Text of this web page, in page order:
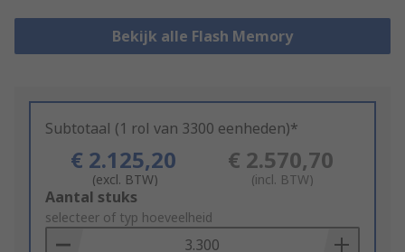
Bekijk alle Flash Memory
Subtotaal (1 rol van 3300 eenheden)*
€ 2.125,20
(excl. BTW)
€ 2.570,70
(incl. BTW)
Add
to
Basket
Aantal stuks
selecteer of typ hoeveelheid